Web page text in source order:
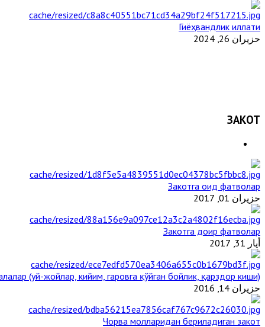
Гиёҳвандлик иллати
حزيران 26, 2024
ЗАКОТ
Закотга оид фатволар
حزيران 01, 2017
Закотга доир фатволар
أيار 31, 2017
(уй-жойлар, кийим, гаровга қўйган бойлик, қарздор киши)
حزيران 14, 2016
Чорва молларидан бериладиган закот